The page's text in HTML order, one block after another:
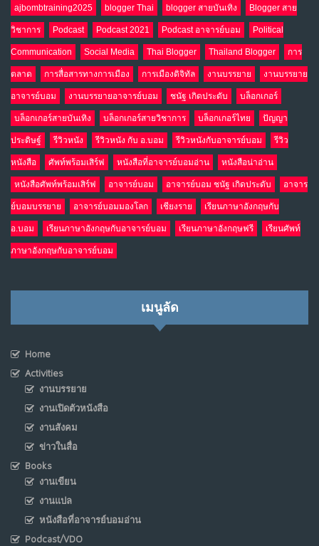
ajbombtraining2025 blogger Thai blogger สายบันเทิง Blogger สาย
วิชาการ Podcast Podcast 2021 Podcast อาจารย์บอม Political
Communication Social Media Thai Blogger Thailand Blogger การ
ตลาด การสื่อสารทางการเมือง การเมืองดิจิทัล งานบรรยาย งานบรรยาย
อาจารย์บอม งานบรรยายอาจารย์บอม ชนัฐ เกิดประดับ บล็อกเกอร์
บล็อกเกอร์สายบันเทิง บล็อกเกอร์สายวิชาการ บล็อกเกอร์ไทย ปัญญา
ประดิษฐ์ รีวิวหนัง รีวิวหนัง กับ อ.บอม รีวิวหนังกับอาจารย์บอม รีวิว
หนังสือ ศัพท์พร้อมเสิร์ฟ หนังสือที่อาจารย์บอมอ่าน หนังสือน่าอ่าน
หนังสือศัพท์พร้อมเสิร์ฟ อาจารย์บอม อาจารย์บอม ชนัฐ เกิดประดับ อาจาร
ย์บอมบรรยาย อาจารย์บอมมองโลก เชียงราย เรียนภาษาอังกฤษกับ
อ.บอม เรียนภาษาอังกฤษกับอาจารย์บอม เรียนภาษาอังกฤษฟรี เรียนศัพท์
ภาษาอังกฤษกับอาจารย์บอม
เมนูลัด
Home
Activities
งานบรรยาย
งานเปิดตัวหนังสือ
งานสังคม
ข่าวในสื่อ
Books
งานเขียน
งานแปล
หนังสือที่อาจารย์บอมอ่าน
Podcast/VDO